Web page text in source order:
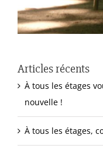
Articles récents
À tous les étages
nouvelle !
À tous les étages,